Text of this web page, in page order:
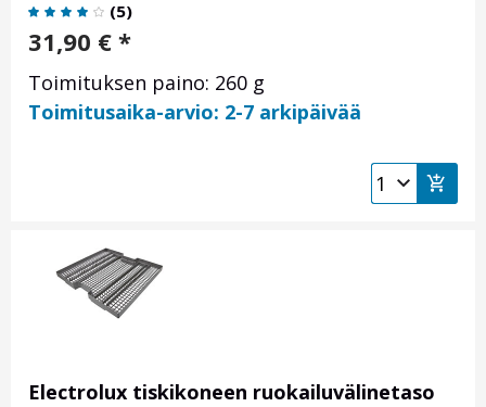
(5)
31,90 € *
Toimituksen paino: 260 g
Toimitusaika-arvio: 2-7 arkipäivää
Electrolux tiskikoneen ruokailuvälinetaso